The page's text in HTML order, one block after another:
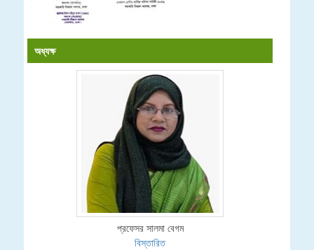
অধ্যক্ষ
প্রফেসর সালমা বেগম
বিস্তারিত